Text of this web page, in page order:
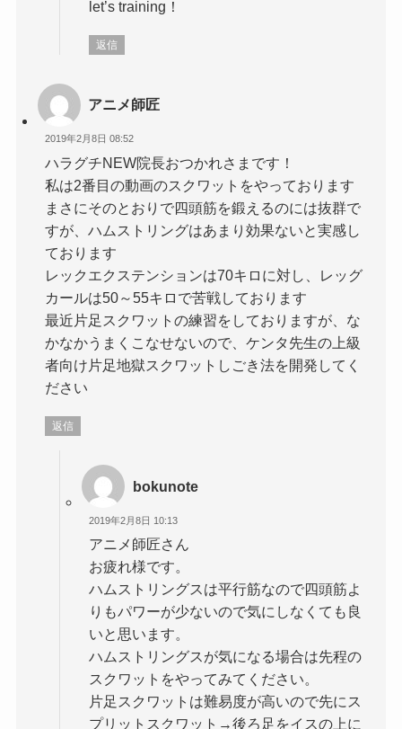
let’s training！
返信
アニメ師匠
2019年2月8日 08:52
ハラグチNEW院長おつかれさまです！
私は2番目の動画のスクワットをやっております
まさにそのとおりで四頭筋を鍛えるのには抜群で
すが、ハムストリングはあまり効果ないと実感し
ております
レックエクステンションは70キロに対し、レッグ
カールは50～55キロで苦戦しております
最近片足スクワットの練習をしておりますが、な
かなかうまくこなせないので、ケンタ先生の上級
者向け片足地獄スクワットしごき法を開発してく
ださい
返信
bokunote
2019年2月8日 10:13
アニメ師匠さん
お疲れ様です。
ハムストリングスは平行筋なので四頭筋よ
りもパワーが少ないので気にしなくても良
いと思います。
ハムストリングスが気になる場合は先程の
スクワットをやってみてください。
片足スクワットは難易度が高いので先にス
プリットスクワット→後ろ足をイスの上に